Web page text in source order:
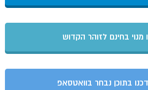
מנוי בחינם לזוהר הקדוש
בתוכן נבחר בוואטסאפ